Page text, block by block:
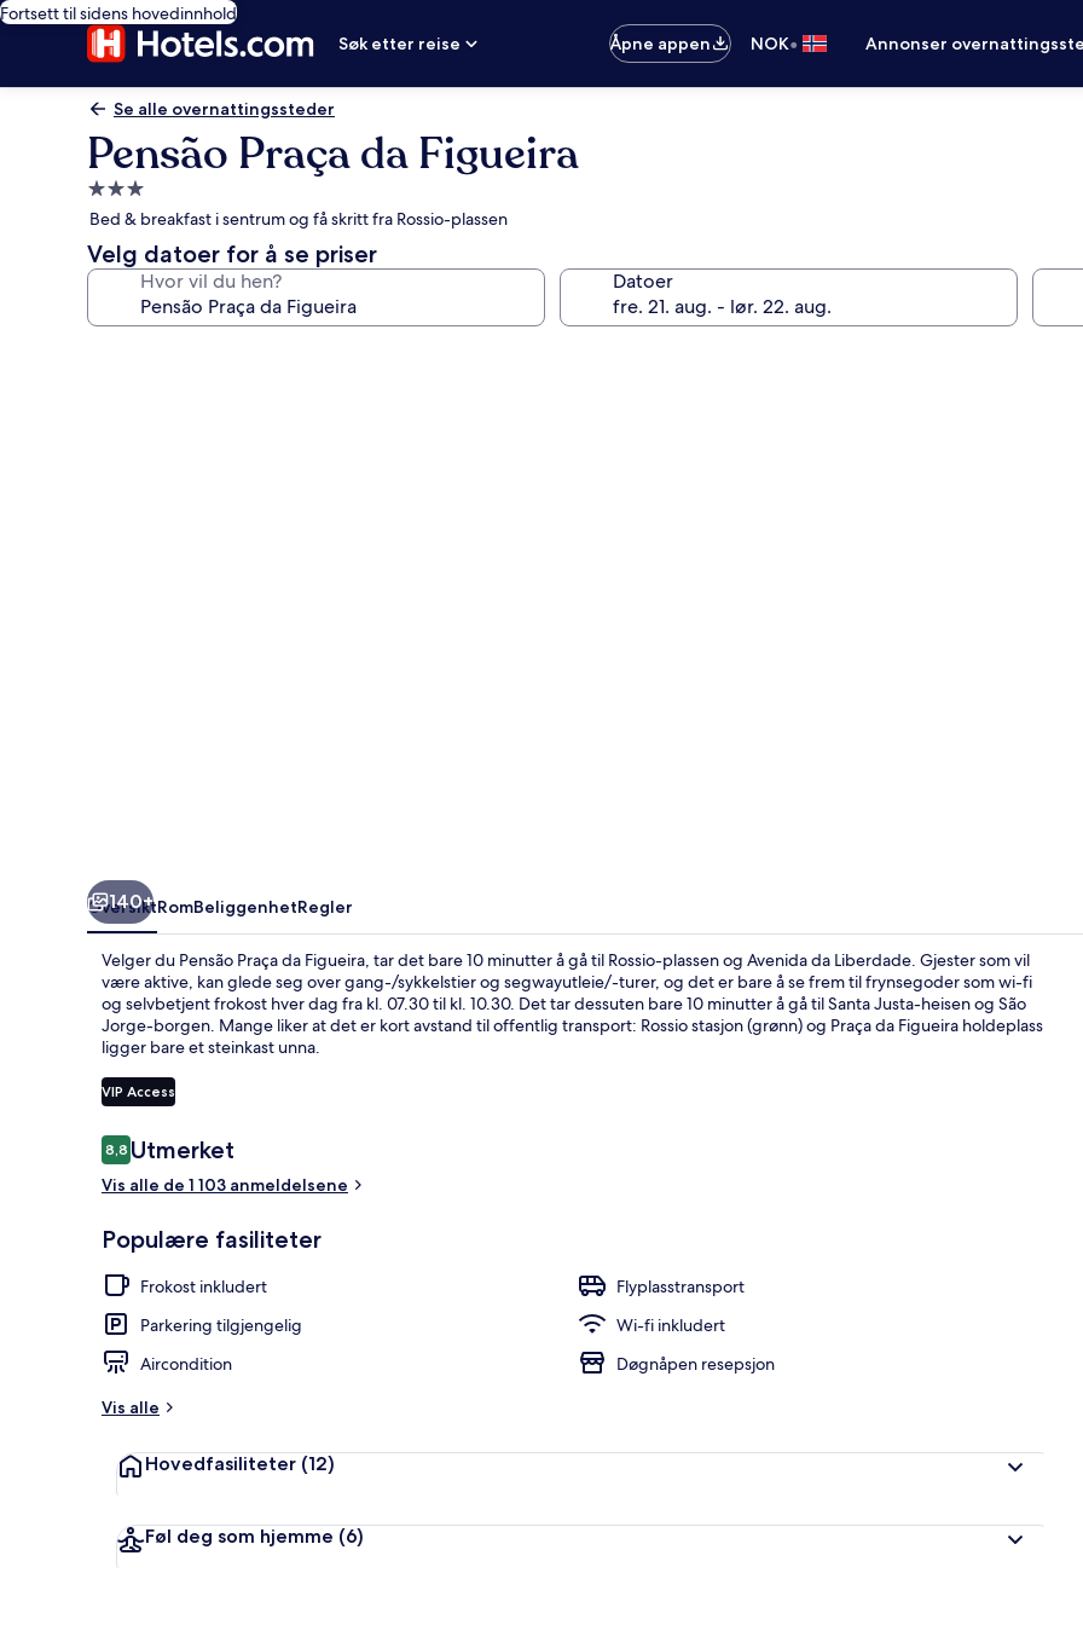
Fortsett til sidens hovedinnhold
Søk etter reise
Åpne appen NOK• Annonser
Se alle overnattingssteder
Pensão Praça da Figueira
Overnattingssted
med
3.0
stjerner
Bed & breakfast i sentrum og få skritt fra Rossio-plassen
Velg datoer for å se priser
Hvor vil du hen? Datoer
Fasade
140+
OversiktRomBeliggenhetRegler
Velger du Pensão Praça da Figueira, tar det bare 10 minutter å gå til Rossio-plassen og Avenida da Liberdade. Gjester som vil
være aktive, kan glede seg over gang-/sykkelstier og segwayutleie/-turer, og det er bare å se frem til frynsegoder som wi-fi
og selvbetjent frokost hver dag fra kl. 07.30 til kl. 10.30. Det tar dessuten bare 10 minutter å gå til Santa Justa-heisen og São
Jorge-borgen. Mange liker at det er kort avstand til offentlig transport: Rossio stasjon (grønn) og Praça da Figueira holdeplass
ligger bare et steinkast unna.
VIP Access
Anmeldelser
8,88,8 av 10 –
Utmerket
Vis alle de 1 103 anmeldelsene
Populære fasiliteter
Frokost inkludert
Flyplasstransport
Parkering tilgjengelig
Wi-fi inkludert
Aircondition
Døgnåpen resepsjon
Vis alle
Hovedfasiliteter (12)
Føl deg som hjemme (6)